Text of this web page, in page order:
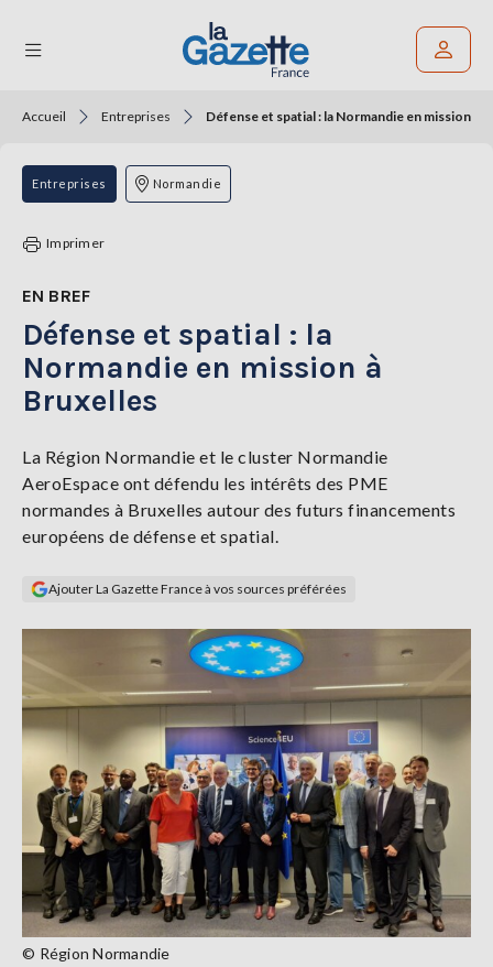
THÉMATIQUES
RÉGIONS
TENDANCES
SERVICES
LA
Se
connecter
S'abonner
Accueil Entreprises Défense et spatial : la Normandie en mission à
Entreprises Normandie
Imprimer
EN BREF
Défense et spatial : la
Normandie en mission à
Bruxelles
La Région Normandie et le cluster Normandie
AeroEspace ont défendu les intérêts des PME
normandes à Bruxelles autour des futurs financements
européens de défense et spatial.
Ajouter La Gazette France à vos sources préférées
© Région Normandie